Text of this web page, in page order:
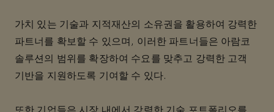
가치 있는 기술과 지적재산의 소유권을 활용하여 강력한
파트너를 확보할 수 있으며, 이러한 파트너들은 아람코
솔루션의 범위를 확장하여 수요를 맞추고 강력한 고객
기반을 지원하도록 기여할 수 있다.